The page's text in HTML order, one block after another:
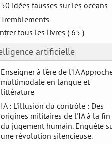
50 idées fausses sur les océans
Tremblements
tous les livres ( 65 )
artificielle
Enseigner à l’ère de l’IA
multimodale en langue et
littérature
IA : L'illusion du contrôle : Des
origines militaires de l'IA à la fin
du jugement humain. Enquête
une révolution silencieuse.